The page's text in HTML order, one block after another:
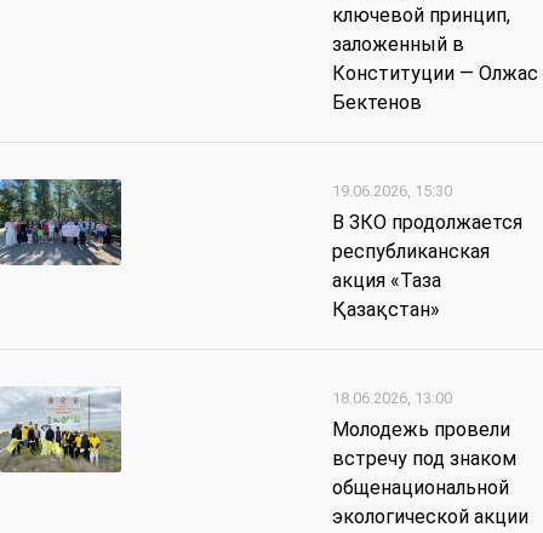
ключевой принцип,
заложенный в
Конституции — Олжас
Бектенов
19.06.2026, 15:30
В ЗКО продолжается
республиканская
акция «Таза
Қазақстан»
18.06.2026, 13:00
Молодежь провели
встречу под знаком
общенациональной
экологической акции